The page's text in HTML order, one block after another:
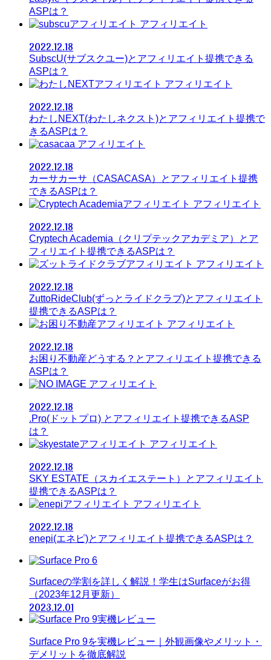
ASPは？
アフィリエイト
2022.12.18
SubscU(サブスクユー)とアフィリエイト提携できる
ASPは？
アフィリエイト
2022.12.18
わたしNEXT(わたしネクスト)とアフィリエイト提携で
きるASPは？
アフィリエイト
2022.12.18
カーサカーサ（CASACASA）とアフィリエイト提携
できるASPは？
アフィリエイト
2022.12.18
Cryptech Academia（クリプテックアカデミア）とア
フィリエイト提携できるASPは？
アフィリエイト
2022.12.18
ZuttoRideClub(ずっとライドクラブ)とアフィリエイト
提携できるASPは？
アフィリエイト
2022.12.18
お困り不動産どうする？とアフィリエイト提携できる
ASPは？
アフィリエイト
2022.12.18
.Pro(ドットプロ) とアフィリエイト提携できるASP
は？
アフィリエイト
2022.12.18
SKY ESTATE（スカイエステート）とアフィリエイト
提携できるASPは？
アフィリエイト
2022.12.18
enepi(エネピ)とアフィリエイト提携できるASPは？
Surfaceの学割を詳しく解説！学生はSurfaceがお得
（2023年12月更新）
2023.12.01
Surface Pro 9を実機レビュー｜外観画像やメリット・
デメリットを徹底解説